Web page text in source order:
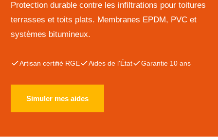
Protection durable contre les infiltrations pour toitures
terrasses et toits plats. Membranes EPDM, PVC et
systèmes bitumineux.
Artisan certifié RGE Aides de l'État Garantie 10 ans
Simuler mes aides